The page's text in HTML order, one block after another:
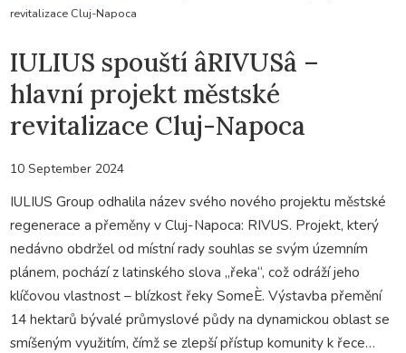
revitalizace Cluj-Napoca
IULIUS spouští âRIVUSâ –
hlavní projekt městské
revitalizace Cluj-Napoca
10 September 2024
IULIUS Group odhalila název svého nového projektu městské
regenerace a přeměny v Cluj-Napoca: RIVUS. Projekt, který
nedávno obdržel od místní rady souhlas se svým územním
plánem, pochází z latinského slova „řeka“, což odráží jeho
klíčovou vlastnost – blízkost řeky SomeÈ. Výstavba přemění
14 hektarů bývalé průmyslové půdy na dynamickou oblast se
smíšeným využitím, čímž se zlepší přístup komunity k řece…